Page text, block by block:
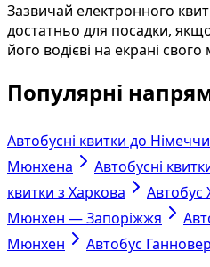
Зазвичай електронного
достатньо для посадки,
його водієві на екрані
Популярні
Автобусні квитки до
Мюнхена
Автобусні
квитки з Харкова
Автобус
Мюнхен — Запоріжжя
Мюнхен
Автобус